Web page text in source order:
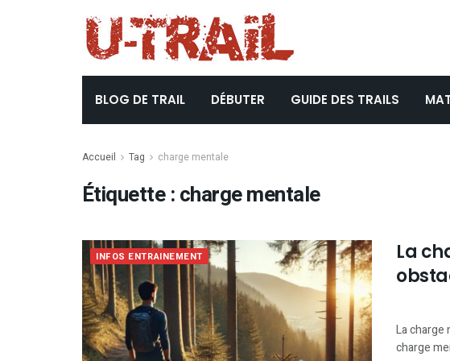
BLOG DE TRAIL DÉBUTER GUIDE DES TRAILS
Accueil Tag charge mentale
Étiquette :charge mentale
INFOS ENTRAINEMENT
La
La charge
charge